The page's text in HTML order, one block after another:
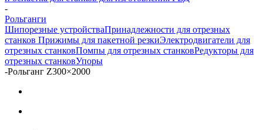
-
Рольганги
Шипорезные устройстваПринадлежности для отрезных
станков Прижимы для пакетной резкиЭлектродвигатели для
отрезных станковПомпы для отрезных станковРедукторы для
отрезных станковУпоры
-Рольганг Z300×2000